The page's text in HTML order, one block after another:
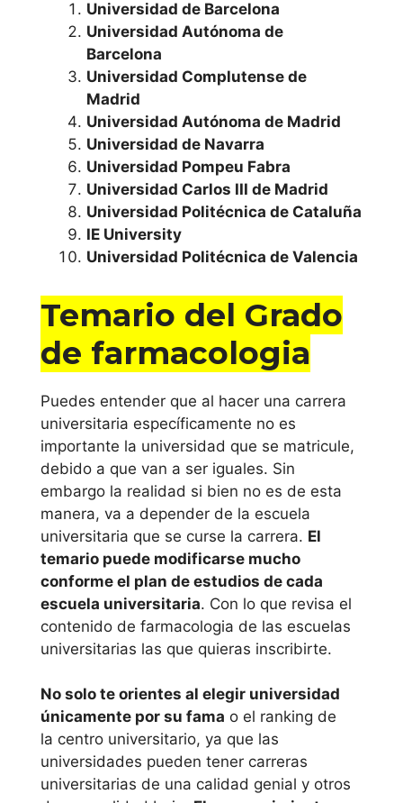
Universidad San
Pablo C.E.U.
Comunidad
Foral de
Navarra
Universidad de
Navarra
Pública de
Valenciana
Universidad de
Alicante
Universitat
Jaume I de
Castellón
Universidad
Miguel
Hernández de
Elche
Universidad
Politécnica de
Universidad de Barcelona
Universidad Autónoma de
Barcelona
Universidad Complutense de
Madrid
Universidad Autónoma de Madrid
Universidad de Navarra
Universidad Pompeu Fabra
Universidad Carlos III de Madrid
Universidad Politécnica de Cataluña
IE University
Universidad Politécnica de Valencia
Temario del Grado
de farmacologia
Puedes entender que al hacer una carrera
universitaria específicamente no es
importante la universidad que se matricule,
debido a que van a ser iguales. Sin
embargo la realidad si bien no es de esta
manera, va a depender de la escuela
universitaria que se curse la carrera. El
temario puede modificarse mucho
conforme el plan de estudios de cada
escuela universitaria. Con lo que revisa el
contenido de farmacologia de las escuelas
universitarias las que quieras inscribirte.
No solo te orientes al elegir universidad
únicamente por su fama o el ranking de
la centro universitario, ya que las
universidades pueden tener carreras
universitarias de una calidad genial y otros